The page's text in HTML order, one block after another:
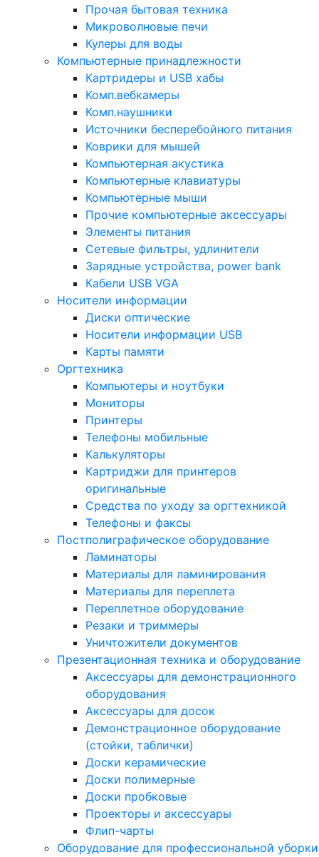
Прочая бытовая техника
Микроволновые печи
Кулеры для воды
Компьютерные принадлежности
Картридеры и USB хабы
Комп.вебкамеры
Комп.наушники
Источники бесперебойного питания
Коврики для мышей
Компьютерная акустика
Компьютерные клавиатуры
Компьютерные мыши
Прочие компьютерные аксессуары
Элементы питания
Сетевые фильтры, удлинители
Зарядные устройства, power bank
Кабели USB VGA
Носители информации
Диски оптические
Носители информации USB
Карты памяти
Оргтехника
Компьютеры и ноутбуки
Мониторы
Принтеры
Телефоны мобильные
Калькуляторы
Картриджи для принтеров
оригинальные
Средства по уходу за оргтехникой
Телефоны и факсы
Постполиграфическое оборудование
Ламинаторы
Материалы для ламинирования
Материалы для переплета
Переплетное оборудование
Резаки и триммеры
Уничтожители документов
Презентационная техника и оборудование
Аксессуары для демонстрационного
оборудования
Аксессуары для досок
Демонстрационное оборудование
(стойки, таблички)
Доски керамические
Доски полимерные
Доски пробковые
Проекторы и аксессуары
Флип-чарты
Оборудование для профессиональной уборки